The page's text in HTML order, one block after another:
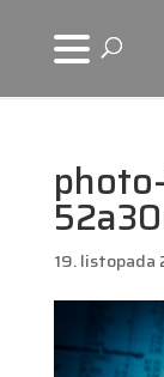
19. listopada